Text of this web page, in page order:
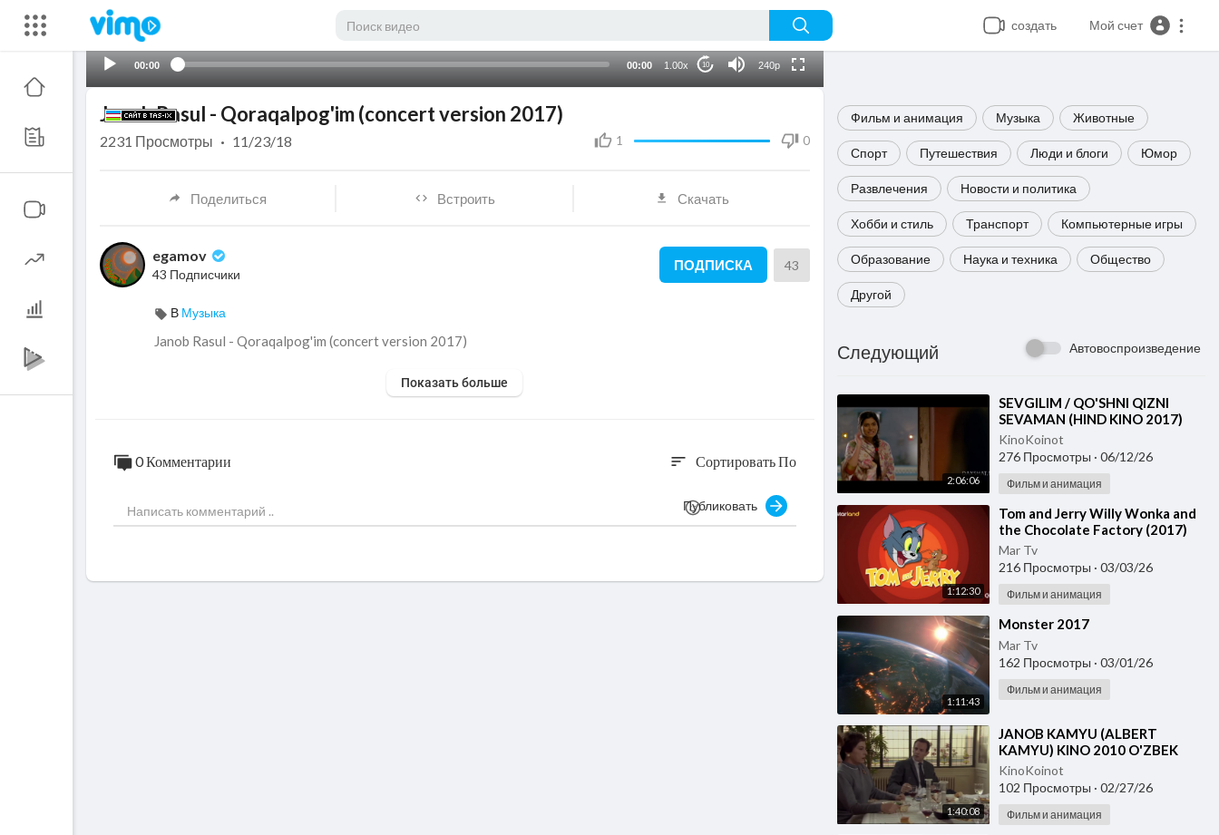
создать Мой счет
00:00 00:00 1.00x 10 240p
Фильм и анимация Музыка Животные
Спорт Путешествия Люди и блоги Юмор
Развлечения Новости и политика
Хобби и стиль Транспорт Компьютерные игры
Образование Наука и техника Общество
Другой
Следующий Автовоспроизведение
2:06:06
⁣SEVGILIM / QO'SHNI QIZNI
SEVAMAN (HIND KINO 2017)
UZBEK TILIDA
KinoKoinot
276 Просмотры · 06/12/26
Фильм и анимация
1:12:30
⁣Tom and Jerry Willy Wonka and
the Chocolate Factory (2017)
Mar Tv
216 Просмотры · 03/03/26
Фильм и анимация
1:11:43
⁣Monster 2017
Mar Tv
162 Просмотры · 03/01/26
Фильм и анимация
1:40:08
⁣JANOB KAMYU (ALBERT
KAMYU) KINO 2010 O'ZBEK
TILIDA
KinoKoinot
102 Просмотры · 02/27/26
Фильм и анимация
Janob Rasul - Qoraqalpog'im (concert version 2017)
1 0
2231 Просмотры · 11/23/18
Поделиться Встроить Скачать
egamov
43 Подписчики
ПОДПИСКА 43
В Музыка
Janob Rasul - Qoraqalpog'im (concert version 2017)
Показать больше
0 Комментарии sort Сортировать По
Публиковать